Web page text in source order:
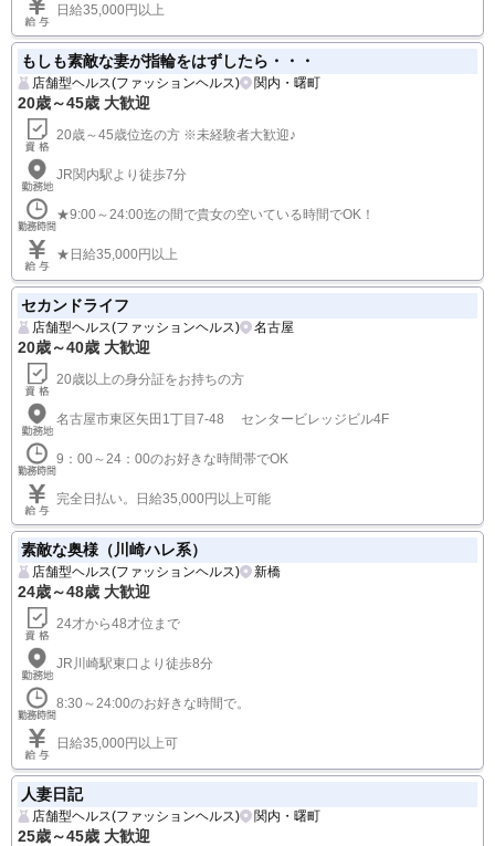
日給35,000円以上
もしも素敵な妻が指輪をはずしたら・・・
店舗型ヘルス(ファッションヘルス) 関内・曙町
20歳～45歳 大歓迎
20歳～45歳位迄の方 ※未経験者大歓迎♪
JR関内駅より徒歩7分
★9:00～24:00迄の間で貴女の空いている時間でOK！
★日給35,000円以上
セカンドライフ
店舗型ヘルス(ファッションヘルス) 名古屋
20歳～40歳 大歓迎
20歳以上の身分証をお持ちの方
名古屋市東区矢田1丁目7-48 センタービレッジビル4F
9：00～24：00のお好きな時間帯でOK
完全日払い。日給35,000円以上可能
素敵な奥様（川崎ハレ系）
店舗型ヘルス(ファッションヘルス) 新橋
24歳～48歳 大歓迎
24才から48才位まで
JR川崎駅東口より徒歩8分
8:30～24:00のお好きな時間で。
日給35,000円以上可
人妻日記
店舗型ヘルス(ファッションヘルス) 関内・曙町
25歳～45歳 大歓迎